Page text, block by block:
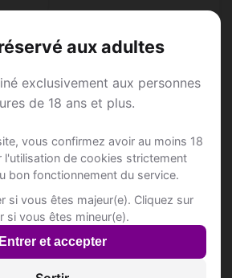
aux adultes
exclusivement aux personnes
de 18 ans et plus.
vous confirmez avoir au moins 18
l'utilisation de cookies strictement
bon fonctionnement du service.
si vous êtes majeur(e). Cliquez sur
si vous êtes mineur(e).
Entrer et accepter
Rencontre à
de Ecoteaux et des
alentours !